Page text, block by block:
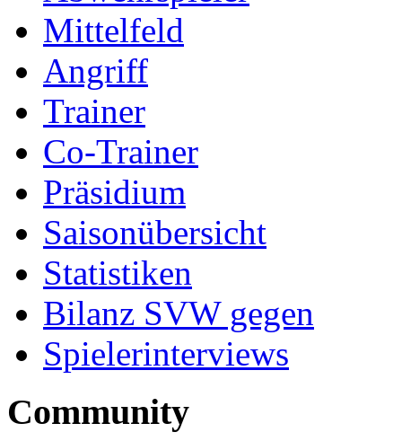
Mittelfeld
Angriff
Trainer
Co-Trainer
Präsidium
Saisonübersicht
Statistiken
Bilanz SVW gegen
Spielerinterviews
Community